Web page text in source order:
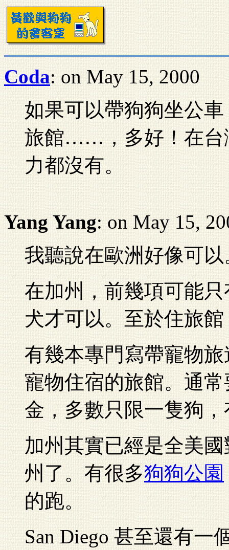
Coda: on May 15, 2000
如果可以帶狗狗坐公
旅館……，多好！在台
力都沒有。
Yang Yang: on May 15,
我聽說在歐洲好像可以
在加州，前幾項可能
犬才可以。至於住旅
有幾本專門寫帶寵物
寵物住宿的旅館。通
金，多數只限一隻狗
加州其實已經是全美
州了。有很多狗狗公園
的跑。
San Diego 甚至還有一